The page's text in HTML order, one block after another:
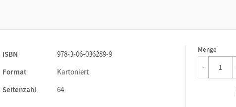
Pflichttexte im Unterricht, schult die abiturrelevanten
und unterstützt die Erweiterung des themenrelevanten
einsehbar. Somit kann das Textheft auch bei der schriftlichen
ISBN
978-3-06-036289-9
Format
Kartoniert
Seitenzahl
64
Menge
1
-